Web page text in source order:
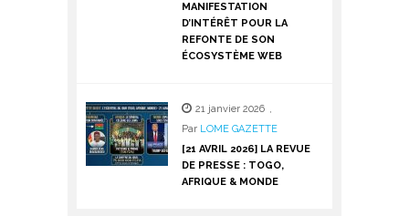
MANIFESTATION
D’INTÉRÊT POUR LA
REFONTE DE SON
ÉCOSYSTÈME WEB
21 janvier 2026 ,
Par LOME GAZETTE
[21 AVRIL 2026] LA REVUE
DE PRESSE : TOGO,
AFRIQUE & MONDE